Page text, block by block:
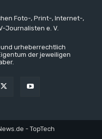
Foto-, Print-, Internet-,
Journalisten e. V.
urheberrechtlich
der jeweiligen
- TopTech